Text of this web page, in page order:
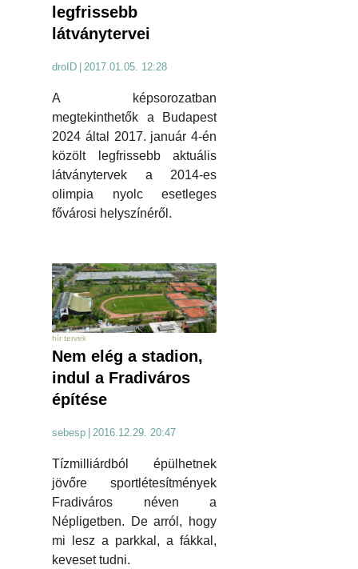
legfrissebb
látványtervei
droID | 2017.01.05. 12:28
A képsorozatban
megtekinthetők a Budapest
2024 által 2017. január 4-én
közölt legfrissebb aktuális
látványtervek a 2014-es
olimpia nyolc esetleges
fővárosi helyszínéről.
hír tervek
Nem elég a stadion,
indul a Fradiváros
építése
sebesp 2016.12.29. 20:47
Tízmilliárdból épülhetnek
jövőre sportlétesítmények
Fradiváros néven a
Népligetben. De arról, hogy
mi lesz a parkkal, a fákkal,
keveset tudni.